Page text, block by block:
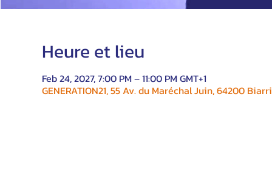
Heure et lieu
Feb 24, 2027, 7:00 PM – 11:00 PM GMT+1
GENERATION21, 55 Av. du Maréchal Juin, 64200